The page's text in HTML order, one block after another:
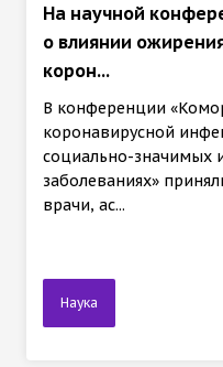
На научной
о влиянии
корон...
В конференции
коронавирусной
социально-значимых
заболеваниях»
врачи, ас...
Наука